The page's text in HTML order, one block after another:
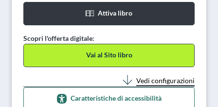
Attiva libro
Scopri l'offerta digitale:
Vai al Sito libro
Vedi configurazioni
Caratteristiche di accessibilità